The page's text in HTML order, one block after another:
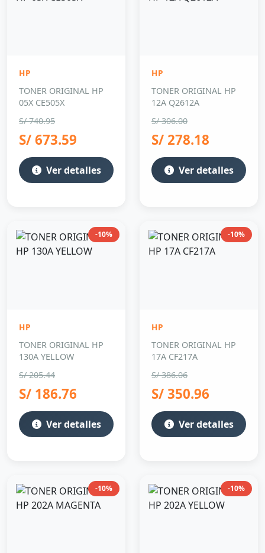
HP
TONER ORIGINAL HP
05X CE505X
S/ 740.95
S/ 673.59
Ver detalles
HP
TONER ORIGINAL HP
12A Q2612A
S/ 306.00
S/ 278.18
Ver detalles
-10%
HP
TONER ORIGINAL HP
130A YELLOW
S/ 205.44
S/ 186.76
Ver detalles
-10%
HP
TONER ORIGINAL HP
17A CF217A
S/ 386.06
S/ 350.96
Ver detalles
-10% -10%